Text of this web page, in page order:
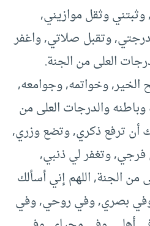
وثقل موازيني,
وتقبل صلاتي, واغفر
العلى من الجنة.
الخير, وخواتمه, وجوامعه,
والدرجات العلى من
أن ترفع ذكري, وتضع وزري,
وتغفر لي ذنبي,
من الجنة, اللهم إني أسألك
بصري, وفي روحي, وفي